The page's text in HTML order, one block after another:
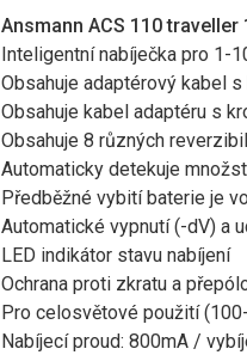
Ansmann ACS 110 traveller
Inteligentní nabíječka pro 1-
Obsahuje adaptérový kabel
Obsahuje kabel adaptéru s
Obsahuje 8 různých
Automaticky detekuje
Předběžné vybití baterie je
Automatické vypnutí (-dV) a
LED indikátor stavu nabíjení
Ochrana proti zkratu a
Pro celosvětové použití
Nabíjecí proud: 800mA /